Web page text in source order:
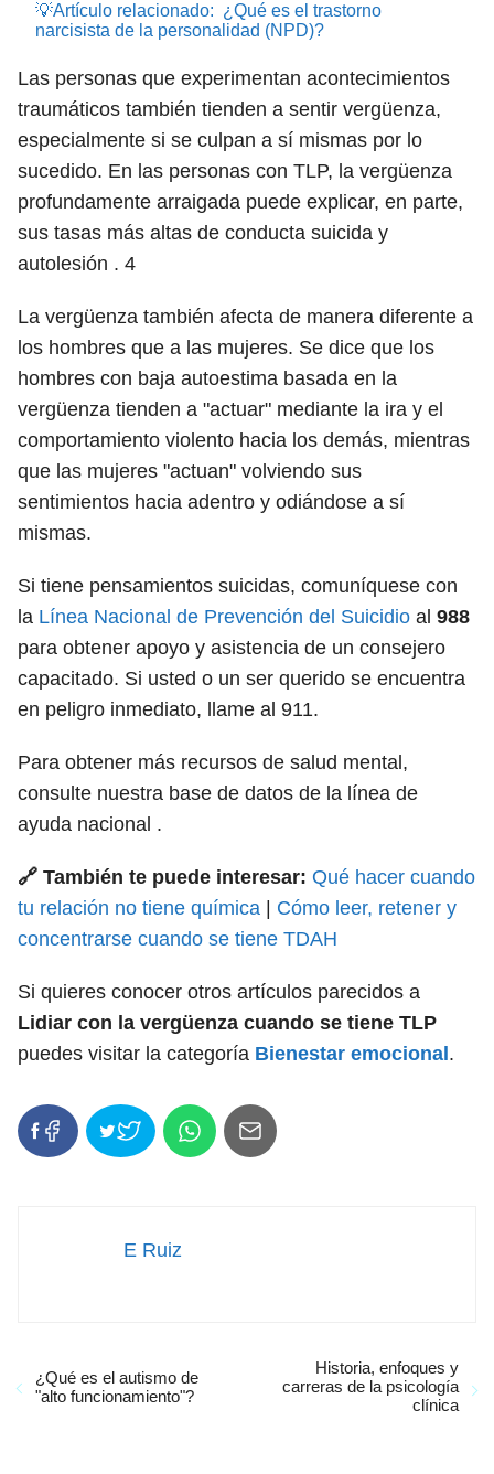
💡Artículo relacionado: ¿Qué es el trastorno
narcisista de la personalidad (NPD)?
Las personas que experimentan acontecimientos
traumáticos también tienden a sentir vergüenza,
especialmente si se culpan a sí mismas por lo
sucedido. En las personas con TLP, la vergüenza
profundamente arraigada puede explicar, en parte,
sus tasas más altas de conducta suicida y
autolesión . 4
La vergüenza también afecta de manera diferente a
los hombres que a las mujeres. Se dice que los
hombres con baja autoestima basada en la
vergüenza tienden a "actuar" mediante la ira y el
comportamiento violento hacia los demás, mientras
que las mujeres "actuan" volviendo sus
sentimientos hacia adentro y odiándose a sí
mismas.
Si tiene pensamientos suicidas, comuníquese con
la Línea Nacional de Prevención del Suicidio al 988
para obtener apoyo y asistencia de un consejero
capacitado. Si usted o un ser querido se encuentra
en peligro inmediato, llame al 911.
Para obtener más recursos de salud mental,
consulte nuestra base de datos de la línea de
ayuda nacional .
🔗 También te puede interesar: Qué hacer cuando
tu relación no tiene química
Cómo leer, retener y
concentrarse cuando se tiene TDAH
Si quieres conocer otros artículos parecidos a
Lidiar con la vergüenza cuando se tiene TLP
puedes visitar la categoría Bienestar emocional .
E Ruiz
¿Qué es el autismo de
"alto funcionamiento"?
Historia, enfoques y
carreras de la psicología
clínica